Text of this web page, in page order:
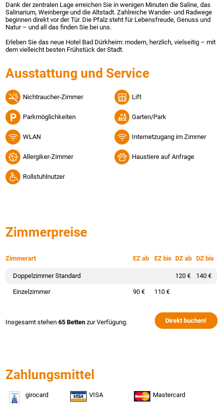
Ausstattung und Service
Nichtraucher-Zimmer Lift
Parkmöglichkeiten Garten/Park
WLAN Internetzugang im Zimmer
Allergiker-Zimmer Haustiere auf Anfrage
Rollstuhlnutzer
Zimmerpreise
Zimmerart EZ ab EZ bis DZ ab DZ bis
Doppelzimmer Standard 120 € 140 €
Einzelzimmer 90 € 110 €
Insgesamt stehen65 Betten zur Verfügung. Direkt buchen!
Zahlungsmittel
girocard VISA Mastercard
Dank der zentralen Lage erreichen Sie in wenigen Minuten die Saline, das
Salinarium, Weinberge und die Altstadt. Zahlreiche Wander- und Radwege
beginnen direkt vor der Tür. Die Pfalz steht für Lebensfreude, Genuss und
Natur – und all das finden Sie bei uns.
Erleben Sie das neue Hotel Bad Dürkheim: modern, herzlich, vielseitig – mit
dem vielleicht besten Frühstück der Stadt.